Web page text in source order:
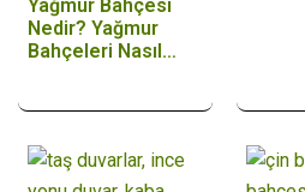
Yağmur Bahçesi
Nedir? Yağmur
Bahçeleri Nasıl